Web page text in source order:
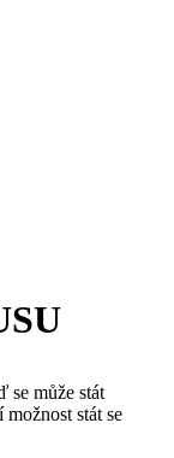
se může stát
stát se